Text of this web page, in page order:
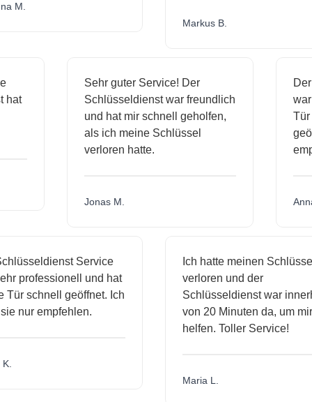
M.
Markus B.
hat
Sehr guter Service! Der
Schlüsseldienst war freundlich
und hat mir schnell geholfen,
als ich meine Schlüssel
verloren hatte.
Jonas M.
Service
professionell und hat
schnell geöffnet. Ich
nur empfehlen.
Ich hatte meinen Schlüssel
verloren und der
Schlüsseldienst war
von 20 Minuten da, um mir
helfen. Toller Service!
Maria L.